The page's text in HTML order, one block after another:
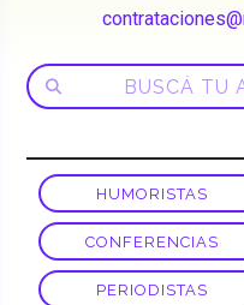
HUMORISTAS
CONFERENCIAS
PERIODISTAS